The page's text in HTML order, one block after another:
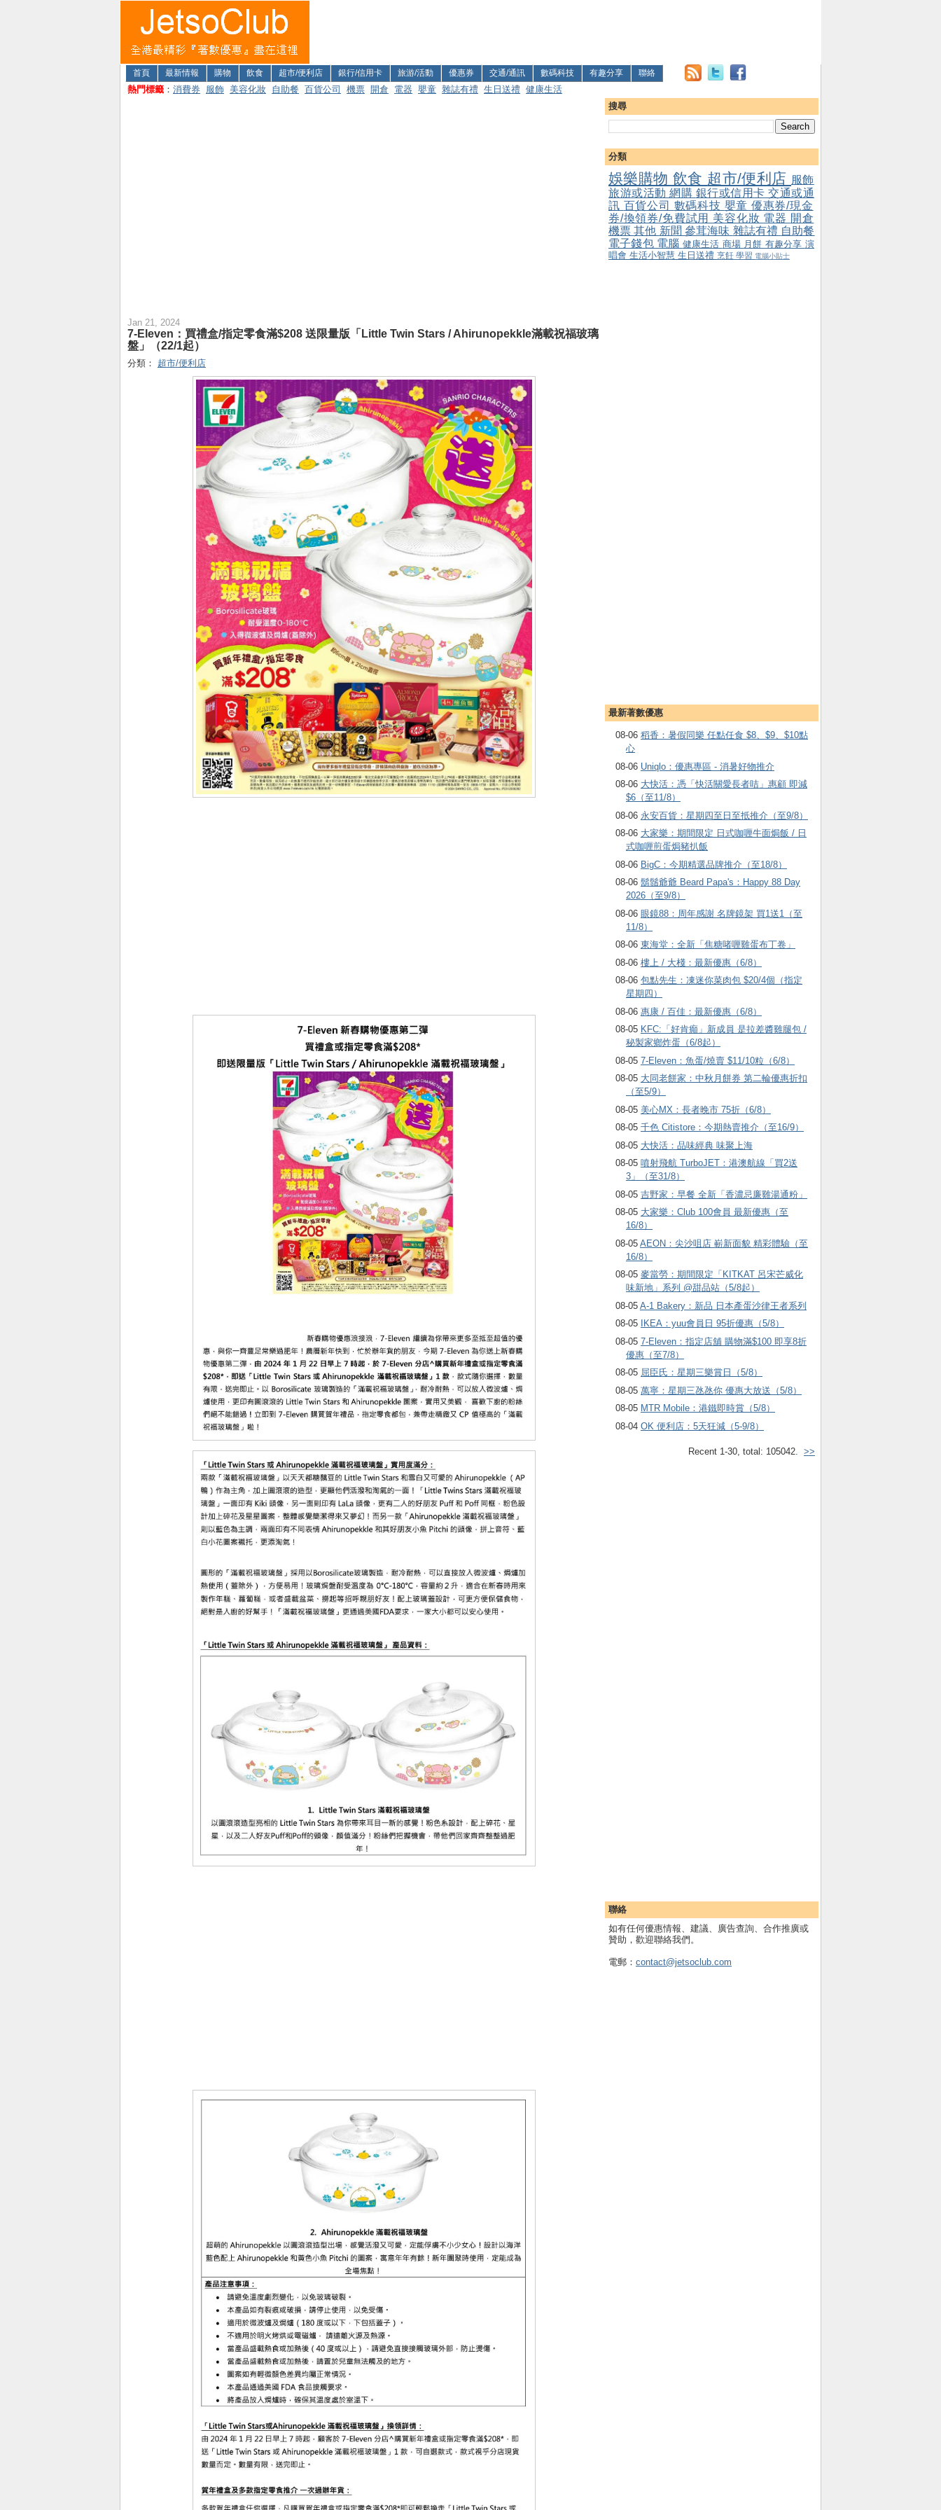
首頁 最新情報 購物 飲食 超市/便利店 銀行/信用卡 旅游/活動 優惠券 交通/通訊 數碼科技 有趣分享 聯絡
熱門標籤 ： 消費券 服飾 美容化妝 自助餐 百貨公司 機票 開倉 電器 嬰童 雜誌有禮 生日送禮 健康生活
搜尋
分類
娛樂購物 飲食 超市/便利店 服飾
旅游或活動 網購 銀行或信用卡 交通或通
訊 百貨公司 數碼科技 嬰童 優惠券/現金
券/換領券/免費試用 美容化妝 電器 開倉
機票其他 新聞參茸海味 雜誌有禮 自助餐
電子錢包 電腦 健康生活 商場 月餅 有趣分享 演
唱會 生活小智慧 生日送禮 烹飪 學習 電腦小貼士
最新著數優惠
08-06 稻香：暑假同樂 任點任食 $8、$9、$10點
心
08-06 Uniqlo：優惠專區 - 消暑好物推介
08-06 大快活：憑「快活關愛長者咭」惠顧 即減
$6（至11/8）
08-06 永安百貨：星期四至日至抵推介（至9/8）
08-06 大家樂：期間限定 日式咖喱牛面焗飯 / 日
式咖喱煎蛋焗豬扒飯
08-06 BigC：今期精選品牌推介（至18/8）
08-06 鬍鬚爺爺 Beard Papa's：Happy 88 Day
2026（至9/8）
08-06 眼鏡88：周年感謝 名牌鏡架 買1送1（至
11/8）
08-06 東海堂：全新「焦糖啫喱雞蛋布丁卷」
08-06 樓上 / 大棧：最新優惠（6/8）
08-06 包點先生：凍迷你菜肉包 $20/4個（指定
星期四）
08-06 惠康 / 百佳：最新優惠（6/8）
08-05 KFC:「好肯癲」新成員 是拉差醬雞腿包 /
秘製家鄉炸蛋（6/8起）
08-05 7-Eleven：魚蛋/燒賣 $11/10粒（6/8）
08-05 大同老餅家：中秋月餅券 第二輪優惠折扣
（至5/9）
08-05 美心MX：長者晚市 75折（6/8）
08-05 千色 Citistore：今期熱賣推介（至16/9）
08-05 大快活：品味經典 味聚上海
08-05 噴射飛航 TurboJET：港澳航線「買2送
3」（至31/8）
08-05 吉野家：早餐 全新「香濃忌廉雞湯通粉」
08-05 大家樂：Club 100會員 最新優惠（至
16/8）
08-05 AEON：尖沙咀店 嶄新面貌 精彩體驗（至
16/8）
08-05 麥當勞：期間限定「KITKAT 呂宋芒威化
味新地」系列 @甜品站（5/8起）
08-05 A-1 Bakery：新品 日本產蛋沙律王者系列
08-05
IKEA：yuu會員日 95折優惠（5/8）
08-05 7-Eleven：指定店舖 購物滿$100 即享8折
優惠（至7/8）
08-05 屈臣氏：星期三樂賞日（5/8）
08-05 萬寧：星期三氹氹你 優惠大放送（5/8）
08-05 MTR Mobile：港鐵即時賞（5/8）
08-04 OK 便利店：5天狂減（5-9/8）
Recent 1-30, total: 105042. >>
聯絡
如有任何優惠情報、建議、廣告查詢、合作推廣或
贊助，歡迎聯絡我們。
電郵： contact@jetsoclub.com
Jan 21, 2024
7-Eleven：買禮盒/指定零食滿$208 送限量版「Little Twin Stars / Ahirunopekkle滿載祝福玻璃
盤」（22/1起）
分類： 超市/便利店